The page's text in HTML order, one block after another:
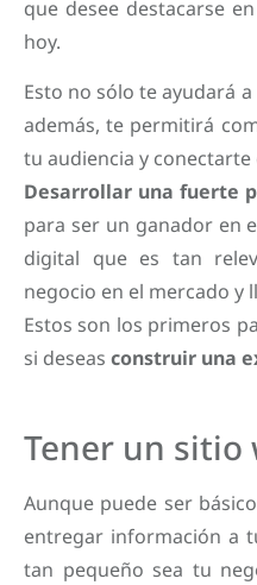
que desee destacarse
hoy.
Esto no sólo te ayudará
además, te permitirá
tu audiencia y
Desarrollar una fuerte
para ser un ganador en
digital que es tan
negocio en el mercado y
Estos son los primeros
si deseas construir una
Tener un sitio
Aunque puede ser
entregar información a
tan pequeño sea tu